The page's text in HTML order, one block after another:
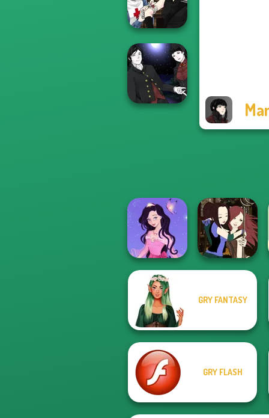
P...
Manga Creator
Vampire Hunter
P...
Dress up Azalea
5
Manga Creator -
GRY FANTASY
GRY FLASH